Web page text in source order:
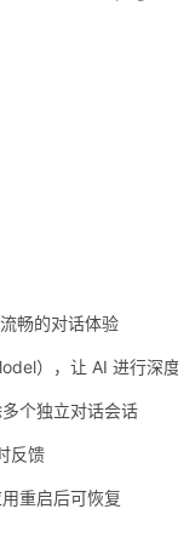
畅的对话体验
），让 AI 进行深
个独立对话会话
反馈
重启后可恢复